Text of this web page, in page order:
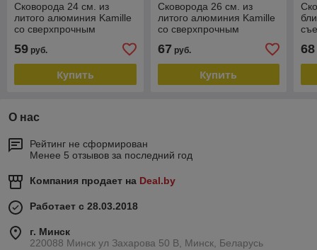
Сковорода 24 см. из
литого алюминия Kamille
со сверхпрочным
покрытием ILAG KM 4412
59 руб.
Купить
Сковорода 26 см. из
литого алюминия Kamille
со сверхпрочным
покрытием ILAG KM 4413
67 руб.
Купить
68
О нас
Рейтинг не сформирован
Менее 5 отзывов за последний год
Компания продает на Deal.by
Работает с 28.03.2018
г. Минск
220088 Минск ул Захарова 50 В, Минск, Беларусь